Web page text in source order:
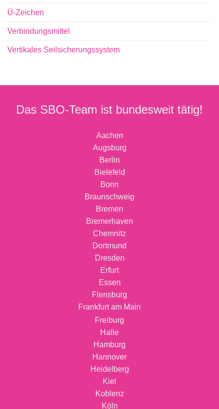
Ü-Zeichen
Verbindungsmittel
Vertikales Seilsicherungssystem
Das SBO-Team ist bundesweit tätig!
Aachen
Augsburg
Berlin
Bielefeld
Bonn
Braunschweig
Bremen
Bremerhaven
Chemnitz
Dortmund
Dresden
Erfurt
Essen
Flensburg
Frankfurt am Main
Freiburg
Halle
Hamburg
Hannover
Heidelberg
Kiel
Koblenz
Köln